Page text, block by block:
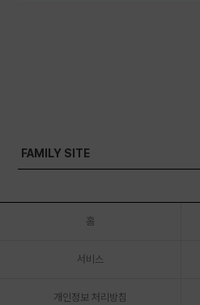
홈
서비스
개인정보 처리방침